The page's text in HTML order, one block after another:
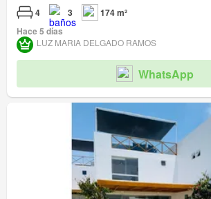
4 3
174 m²
Hace 5 días
LUZ MARIA DELGADO RAMOS
WhatsApp